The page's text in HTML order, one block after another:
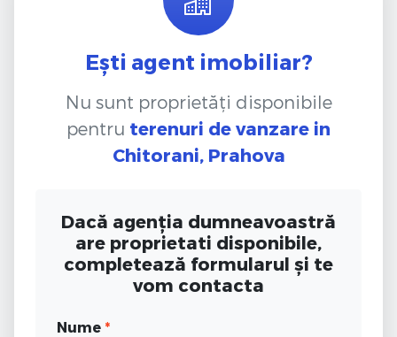
Ești agent imobiliar?
Nu sunt proprietăți disponibile
pentru terenuri de vanzare in
Chitorani, Prahova
Dacă agenția dumneavoastră
are proprietati disponibile,
completează formularul și te
vom contacta
Nume *